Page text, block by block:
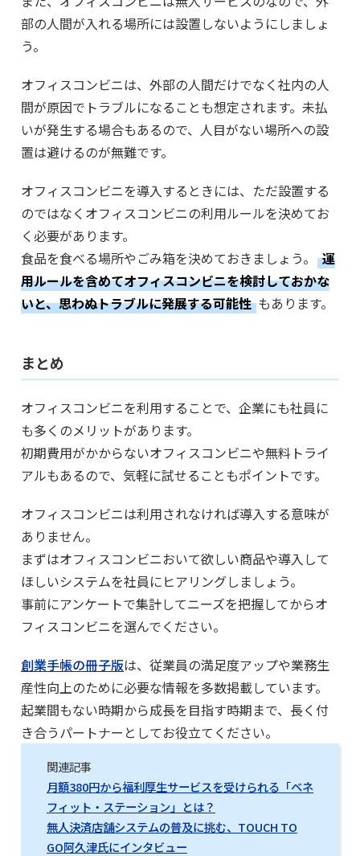
部の人間が入れる場所には設置しないようにしましょ
う。
オフィスコンビニは、外部の人間だけでなく社内の人
間が原因でトラブルになることも想定されます。未払
いが発生する場合もあるので、人目がない場所への設
置は避けるのが無難です。
オフィスコンビニを導入するときには、ただ設置する
のではなくオフィスコンビニの利用ルールを決めてお
く必要があります。
食品を食べる場所やごみ箱を決めておきましょう。
運
用ルールを含めてオフィスコンビニを検討しておかな
いと、思わぬトラブルに発展する可能性 もあります。
まとめ
オフィスコンビニを利用することで、企業にも社員に
も多くのメリットがあります。
初期費用がかからないオフィスコンビニや無料トライ
アルもあるので、気軽に試せることもポイントです。
オフィスコンビニは利用されなければ導入する意味が
ありません。
まずはオフィスコンビニおいて欲しい商品や導入して
ほしいシステムを社員にヒアリングしましょう。
事前にアンケートで集計してニーズを把握してからオ
フィスコンビニを選んでください。
創業手帳の冊子版は、従業員の満足度アップや業務生
産性向上のために必要な情報を多数掲載しています。
起業間もない時期から成長を目指す時期まで、長く付
き合うパートナーとしてお役立てください。
関連記事
月額380円から福利厚生サービスを受けられる「ベネ
フィット・ステーション」とは？
無人決済店舗システムの普及に挑む、TOUCH TO
GO阿久津氏にインタビュー